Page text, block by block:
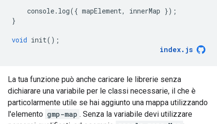
console. log({ mapElement, innerMap });
}
void init();
index. js
La tua funzione può anche caricare le librerie senza
dichiarare una variabile per le classi necessarie, il che è
particolarmente utile se hai aggiunto una mappa utilizzando
l'elemento gmp-map . Senza la variabile devi utilizzare